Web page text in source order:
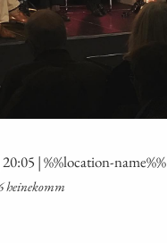
| %%loca­ti­on-name%%
heinekomm